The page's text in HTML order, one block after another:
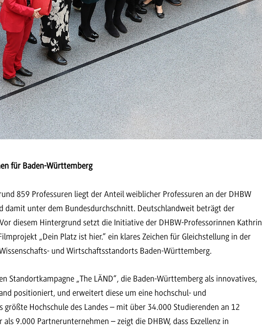
für Baden-Württemberg
859 Professuren liegt der Anteil weiblicher Professuren an der DHBW
damit unter dem Bundesdurchschnitt. Deutschlandweit beträgt der
diesem Hintergrund setzt die Initiative der DHBW-Professorinnen Kathrin
„Dein Platz ist hier.“ ein klares Zeichen für Gleichstellung in der
und Wirtschaftsstandorts Baden-Württemberg.
Standortkampagne „The LÄND“, die Baden-Württemberg als innovatives,
positioniert, und erweitert diese um eine hochschul- und
Hochschule des Landes – mit über 34.000 Studierenden an 12
9.000 Partnerunternehmen – zeigt die DHBW, dass Exzellenz in